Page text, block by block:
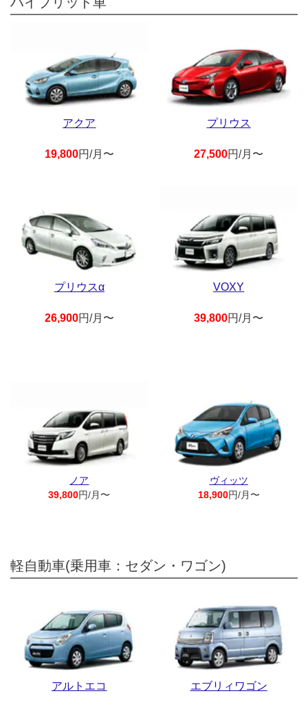
アクア
19,800円/月〜
プリウス
27,500円/月〜
プリウスα
26,900円/月〜
VOXY
39,800円/月〜
ノア
39,800円/月〜
ヴィッツ
18,900円/月〜
軽自動車(乗用車：セダン・ワゴン)
アルトエコ エブリィワゴン